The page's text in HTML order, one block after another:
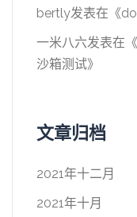
bertly发表在《
一米八六发表在《
沙箱测试》
文章归档
2021年十二月
2021年十月